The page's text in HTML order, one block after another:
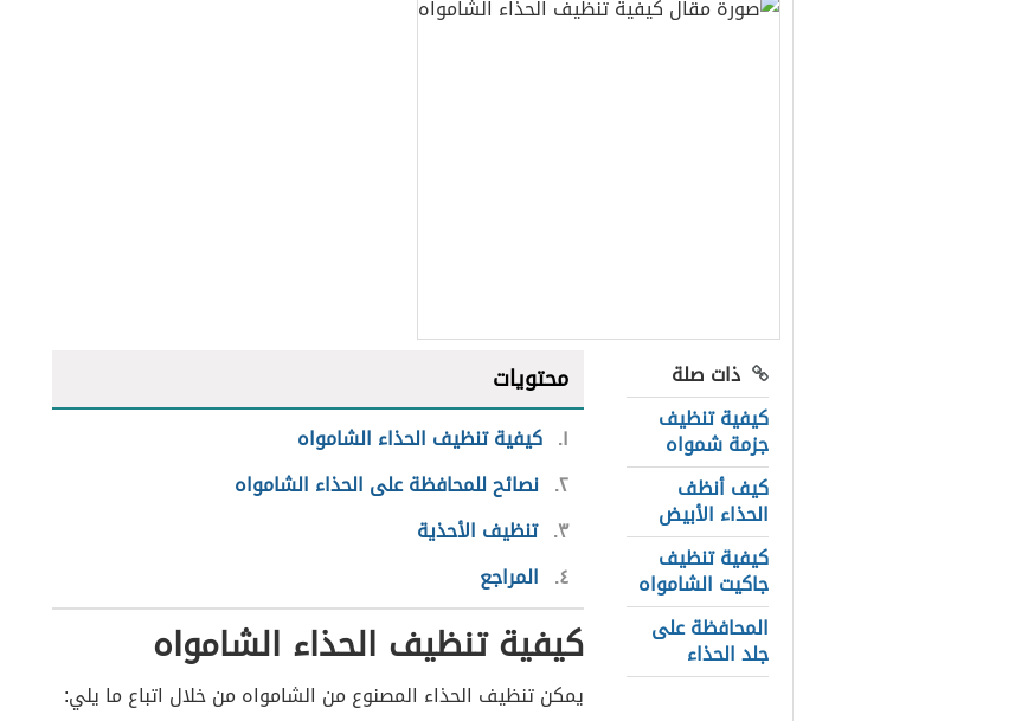
ذات صلة
كيفية تنظيف
جزمة شمواه
كيف أنظف
الحذاء الأبيض
كيفية تنظيف
جاكيت الشامواه
المحافظة على
جلد الحذاء
محتويات
١ كيفية تنظيف الحذاء الشامواه
٢ نصائح للمحافظة على الحذاء الشامواه
٣ تنظيف الأحذية
٤ المراجع
كيفية تنظيف الحذاء الشامواه
يمكن تنظيف الحذاء المصنوع من الشامواه من خلال اتباع ما يلي: